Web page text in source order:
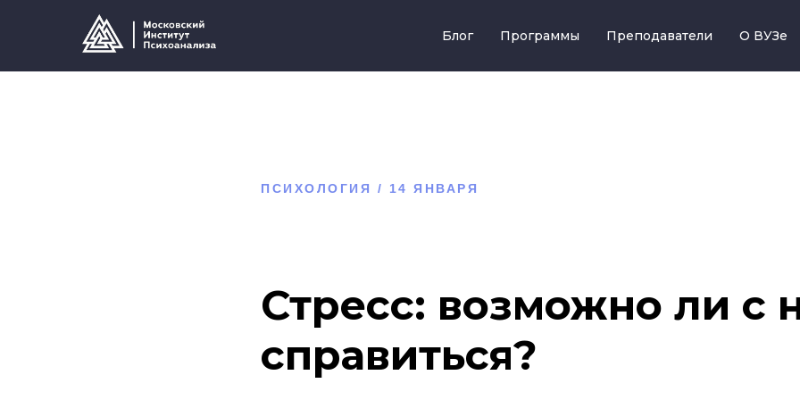
Блог Программы Преподаватели О ВУЗе
ПСИХОЛОГИЯ / 14 ЯНВАРЯ
Стресс: возможно ли с
справиться?